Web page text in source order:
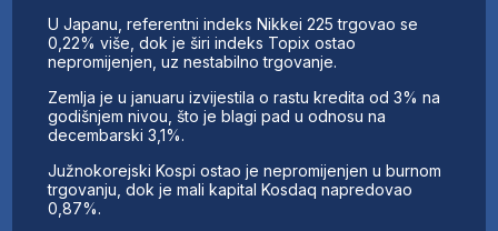
U Japanu, referentni indeks Nikkei 225 trgovao se
0,22% više, dok je širi indeks Topix ostao
nepromijenjen, uz nestabilno trgovanje.
Zemlja je u januaru izvijestila o rastu kredita od 3% na
godišnjem nivou, što je blagi pad u odnosu na
decembarski 3,1%.
Južnokorejski Kospi ostao je nepromijenjen u burnom
trgovanju, dok je mali kapital Kosdaq napredovao
0,87%.